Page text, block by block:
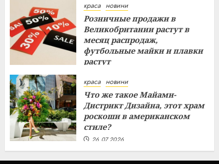
краса новини
Розничные продажи в
Великобритании растут в
месяц распродаж,
футбольные майки и плавки
растут
краса новини
Что же такое Майами-
Дистрикт Дизайна, этот храм
роскоши в американском
стиле?
26.07.2026